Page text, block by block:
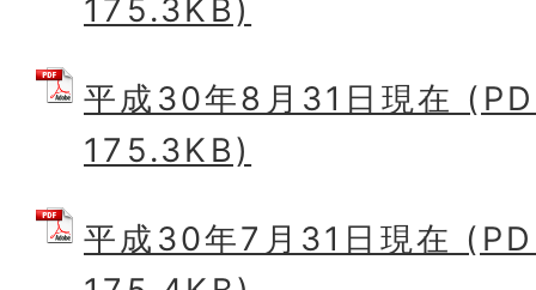
175.3KB)
平成30年8月31日現在
175.3KB)
平成30年7月31日現在